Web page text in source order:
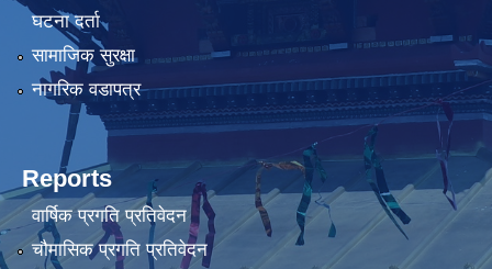
घटना दर्ता
सामाजिक सुरक्षा
नागरिक वडापत्र
Reports
वार्षिक प्रगति प्रतिवेदन
चौमासिक प्रगति प्रतिवेदन